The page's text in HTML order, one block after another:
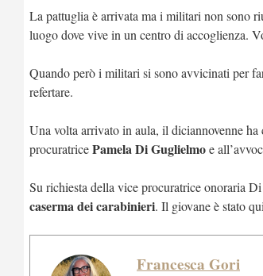
La pattuglia è arrivata ma i militari non sono
luogo dove vive in un centro di accoglienza.
Quando però i militari si sono avvicinati per
refertare.
Una volta arrivato in aula, il diciannovenne
procuratricePamela Di Guglielmoe
Su richiesta della vice procuratrice onoraria
caserma dei carabinieri. Il giovane è stato
Francesca Gori